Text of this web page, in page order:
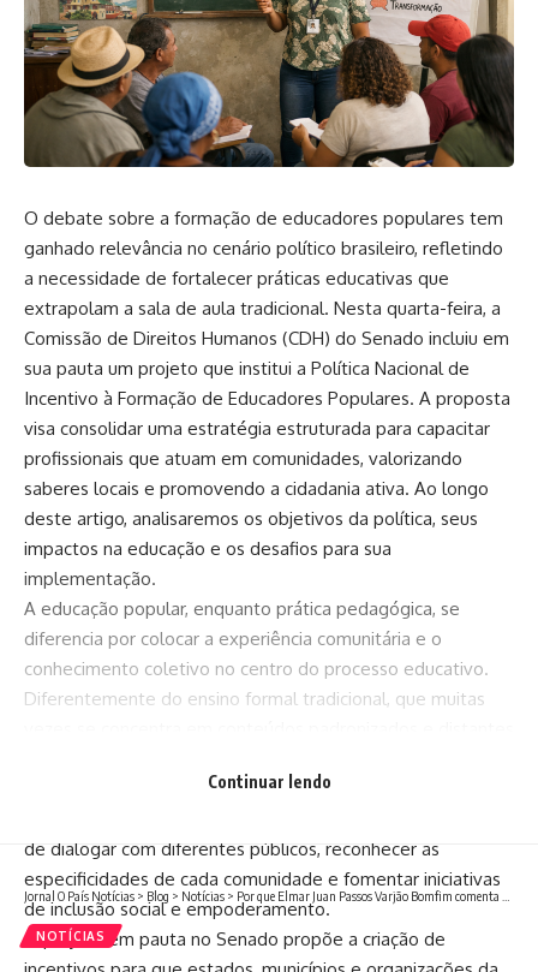
O debate sobre a formação de educadores populares tem
ganhado relevância no cenário político brasileiro, refletindo
a necessidade de fortalecer práticas educativas que
extrapolam a sala de aula tradicional. Nesta quarta-feira, a
Comissão de Direitos Humanos (CDH) do Senado incluiu em
sua pauta um projeto que institui a Política Nacional de
Incentivo à Formação de Educadores Populares. A proposta
visa consolidar uma estratégia estruturada para capacitar
profissionais que atuam em comunidades, valorizando
saberes locais e promovendo a cidadania ativa. Ao longo
deste artigo, analisaremos os objetivos da política, seus
impactos na educação e os desafios para sua
implementação.
A educação popular, enquanto prática pedagógica, se
diferencia por colocar a experiência comunitária e o
conhecimento coletivo no centro do processo educativo.
Diferentemente do ensino formal tradicional, que muitas
populares busca tornar o aprendizado mais contextualizado
de dialogar com diferentes públicos, reconhecer as
especificidades de cada comunidade e fomentar iniciativas
de inclusão social e empoderamento.
O projeto em pauta no Senado propõe a criação de
Continuar lendo
Jornal O País Notícias > Blog > Notícias > Por que Elmar Juan Passos Varjão Bomfim comenta a importância de critérios técnicos mais rigorosos na definição de escopo em grandes obras
NOTÍCIAS